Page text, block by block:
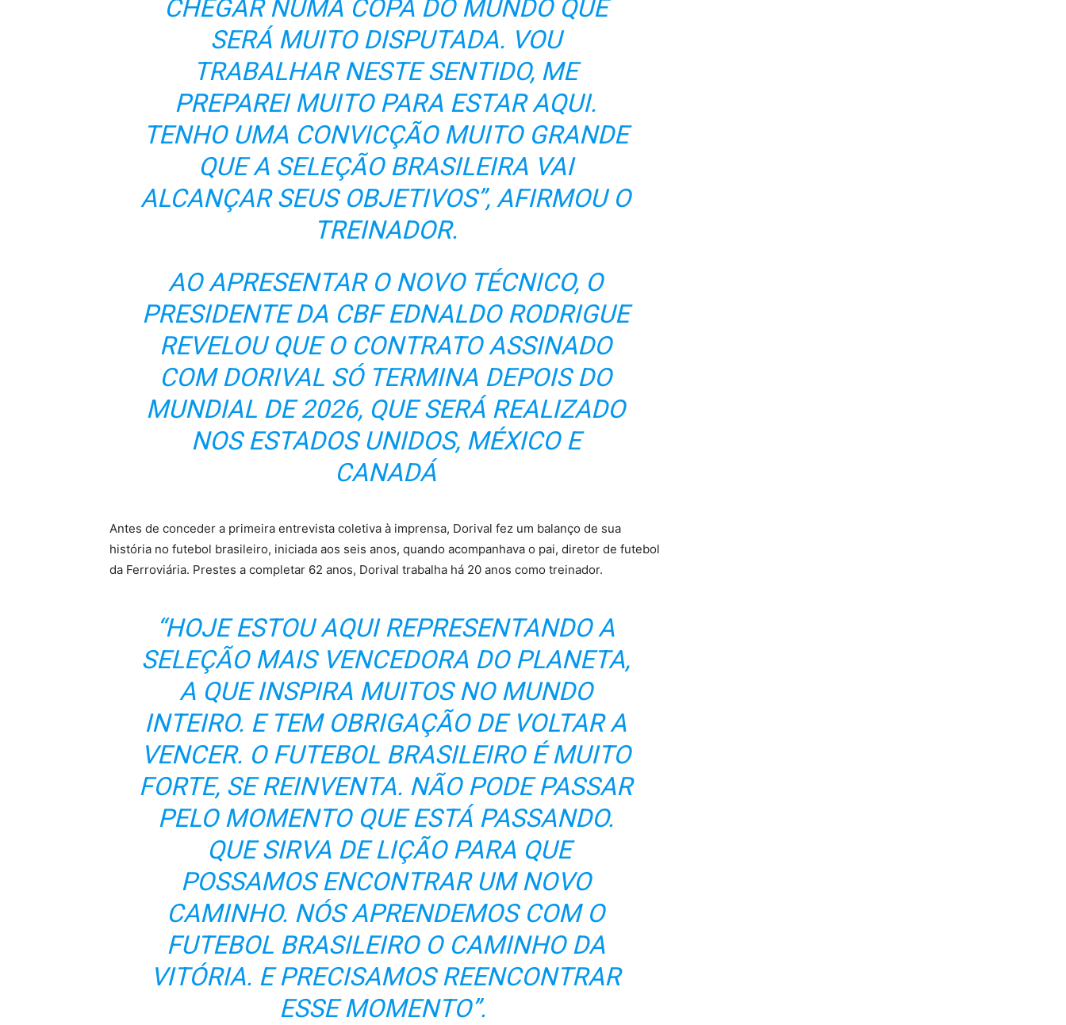
CHEGAR NUMA COPA DO MUNDO QUE
SERÁ MUITO DISPUTADA. VOU
TRABALHAR NESTE SENTIDO, ME
PREPAREI MUITO PARA ESTAR AQUI.
TENHO UMA CONVICÇÃO MUITO GRANDE
QUE A SELEÇÃO BRASILEIRA VAI
ALCANÇAR SEUS OBJETIVOS”, AFIRMOU O
TREINADOR.
AO APRESENTAR O NOVO TÉCNICO, O
PRESIDENTE DA CBF EDNALDO RODRIGUE
REVELOU QUE O CONTRATO ASSINADO
COM DORIVAL SÓ TERMINA DEPOIS DO
MUNDIAL DE 2026, QUE SERÁ REALIZADO
NOS ESTADOS UNIDOS, MÉXICO E
CANADÁ
Antes de conceder a primeira entrevista coletiva à imprensa, Dorival fez um balanço de sua
história no futebol brasileiro, iniciada aos seis anos, quando acompanhava o pai, diretor de futebol
da Ferroviária. Prestes a completar 62 anos, Dorival trabalha há 20 anos como treinador.
“HOJE ESTOU AQUI REPRESENTANDO A
SELEÇÃO MAIS VENCEDORA DO PLANETA,
A QUE INSPIRA MUITOS NO MUNDO
INTEIRO. E TEM OBRIGAÇÃO DE VOLTAR A
VENCER. O FUTEBOL BRASILEIRO É MUITO
FORTE, SE REINVENTA. NÃO PODE PASSAR
PELO MOMENTO QUE ESTÁ PASSANDO.
QUE SIRVA DE LIÇÃO PARA QUE
POSSAMOS ENCONTRAR UM NOVO
CAMINHO. NÓS APRENDEMOS COM O
FUTEBOL BRASILEIRO O CAMINHO DA
VITÓRIA. E PRECISAMOS REENCONTRAR
ESSE MOMENTO”.